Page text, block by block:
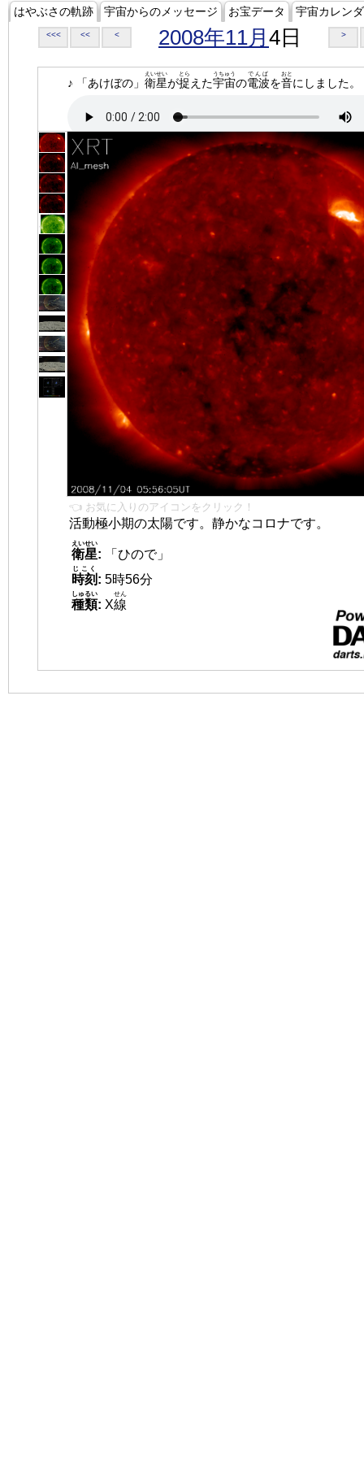
はやぶさの軌跡 宇宙からのメッセージ お宝データ 宇宙カレン
<<< << < 2008年11月 4日 >
♪ 「あけぼの」 衛星
えいせい
が捉
とら
えた宇宙
うちゅう
の電波
でんぱ
を音
おと
にしました。
👈 お気に入りのアイコンをクリック！
活動極小期の太陽です。静かなコロナです。
衛星
えいせい
:
「ひので」
時刻
じこく
: 5時56分
種類
しゅるい
: X線
せん